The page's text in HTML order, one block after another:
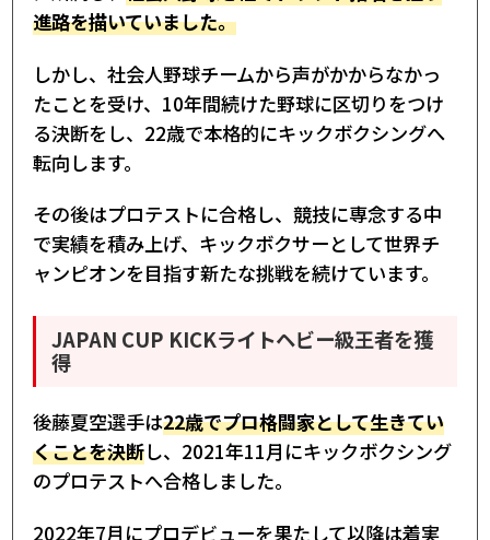
進路を描いていました。
しかし、社会人野球チームから声がかからなかっ
たことを受け、10年間続けた野球に区切りをつけ
る決断をし、22歳で本格的にキックボクシングへ
転向します。
その後はプロテストに合格し、競技に専念する中
で実績を積み上げ、キックボクサーとして世界チ
ャンピオンを目指す新たな挑戦を続けています。
JAPAN CUP KICKライトヘビー級王者を獲
得
後藤夏空選手は22歳でプロ格闘家として生きてい
くことを決断し、2021年11月にキックボクシング
のプロテストへ合格しました。
2022年7月にプロデビューを果たして以降は着実